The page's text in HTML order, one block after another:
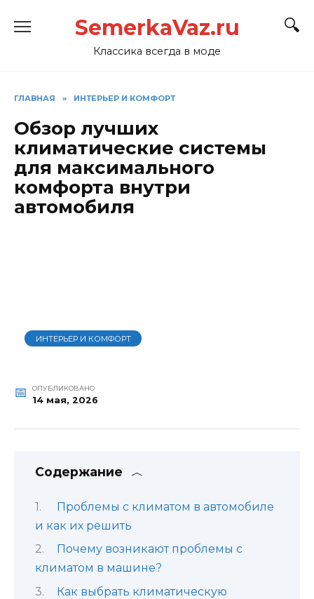
SemerkaVaz.ru
Классика всегда в моде
ГЛАВНАЯ » ИНТЕРЬЕР И КОМФОРТ
Обзор лучших
климатические системы
для максимального
комфорта внутри
автомобиля
ИНТЕРЬЕР И КОМФОРТ
ОПУБЛИКОВАНО
14 мая, 2026
Содержание
Проблемы с климатом в автомобиле
и как их решить
Почему возникают проблемы с
климатом в машине?
Как выбрать климатическую